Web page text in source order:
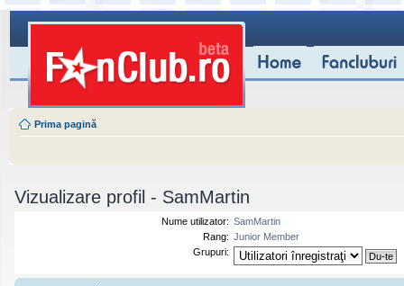
Prima pagină
Vizualizare profil - SamMartin
Nume utilizator: SamMartin
Rang: Junior Member
Grupuri: